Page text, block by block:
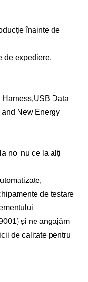
înainte de
de expediere.
Harness,USB Data
New Energy
noi nu de la alți
de testare
și ne angajăm
de calitate pentru